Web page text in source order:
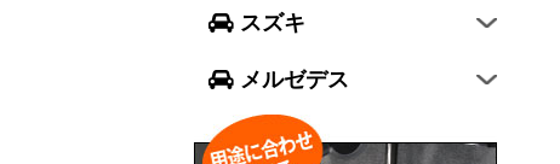
スズキ
ジムニー シエラ
メルゼデス
GLCクラス